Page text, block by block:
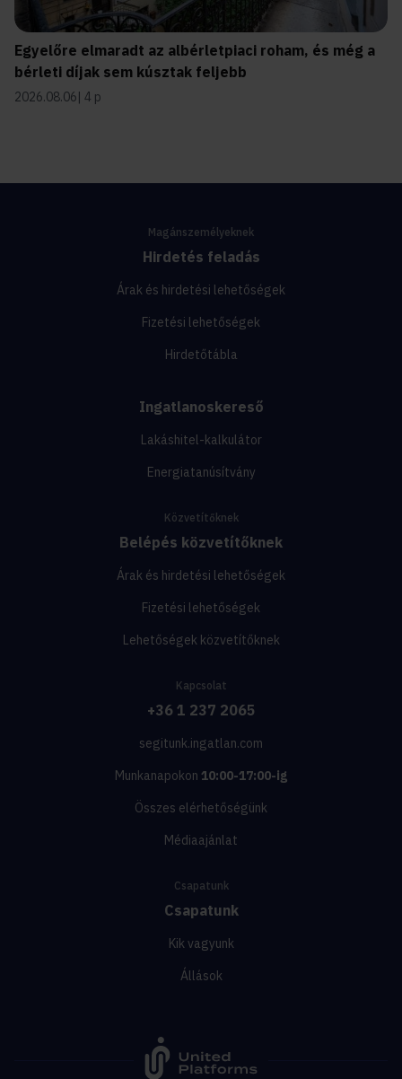
Egyelőre elmaradt az albérletpiaci roham, és még a
bérleti díjak sem kúsztak feljebb
2026.08.06 4 p
Magánszemélyeknek
Hirdetés feladás
Árak és hirdetési lehetőségek
Fizetési lehetőségek
Hirdetőtábla
Ingatlanoskereső
Lakáshitel-kalkulátor
Energiatanúsítvány
Közvetítőknek
Belépés közvetítőknek
Árak és hirdetési lehetőségek
Fizetési lehetőségek
Lehetőségek közvetítőknek
Kapcsolat
+36 1 237 2065
segitunk.ingatlan.com
Munkanapokon 10:00-17:00-ig
Összes elérhetőségünk
Médiaajánlat
Csapatunk
Csapatunk
Kik vagyunk
Állások